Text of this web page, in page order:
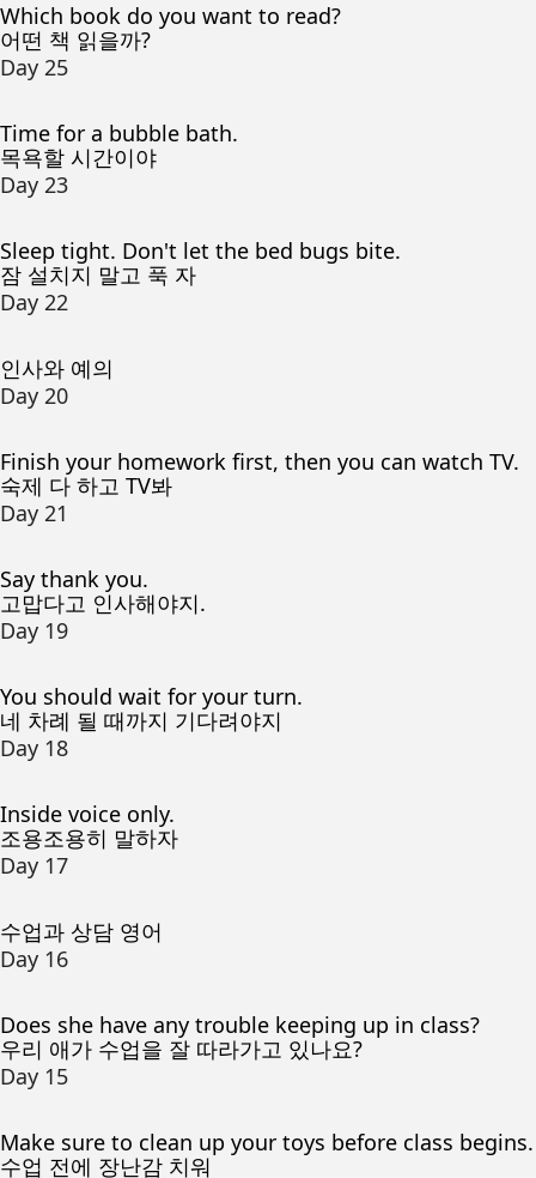
Which book do you want to read?
어떤 책 읽을까?
Day 25
Time for a bubble bath.
목욕할 시간이야
Day 23
Sleep tight. Don't let the bed bugs bite.
잠 설치지 말고 푹 자
Day 22
인사와 예의
Day 20
Finish your homework first, then you can watch TV.
숙제 다 하고 TV봐
Day 21
Say thank you.
고맙다고 인사해야지.
Day 19
You should wait for your turn.
네 차례 될 때까지 기다려야지
Day 18
Inside voice only.
조용조용히 말하자
Day 17
수업과 상담 영어
Day 16
Does she have any trouble keeping up in class?
우리 애가 수업을 잘 따라가고 있나요?
Day 15
Make sure to clean up your toys before class begins.
수업 전에 장난감 치워